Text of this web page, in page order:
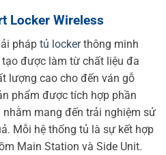
Locker Wireless
pháp tủ lockerthông minh
được làm từ chất liệu đa
lượng cao cho đến ván gỗ
phẩm được tích hợp phần
mang đến trải nghiệm sử
Mỗi hệ thống tủ là sự kết hợp
Main Station và Side Unit.